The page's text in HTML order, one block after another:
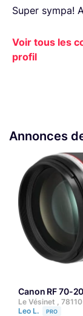
Super sympa!
Voir tous les
profil
Annonces
Canon RF 70-
Le Vésinet , 78110
Leo L.
PRO